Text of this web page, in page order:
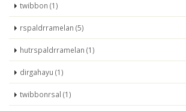
twibbon (1)
rspaldrramelan (5)
hutrspaldrramelan (1)
dirgahayu (1)
twibbonrsal (1)